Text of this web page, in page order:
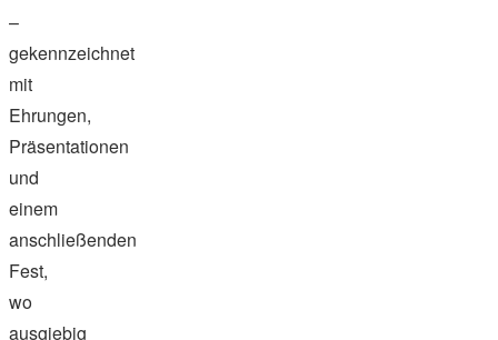
–
gekennzeichnet
mit
Ehrungen,
Präsentationen
und
einem
anschließenden
Fest,
wo
ausgiebig